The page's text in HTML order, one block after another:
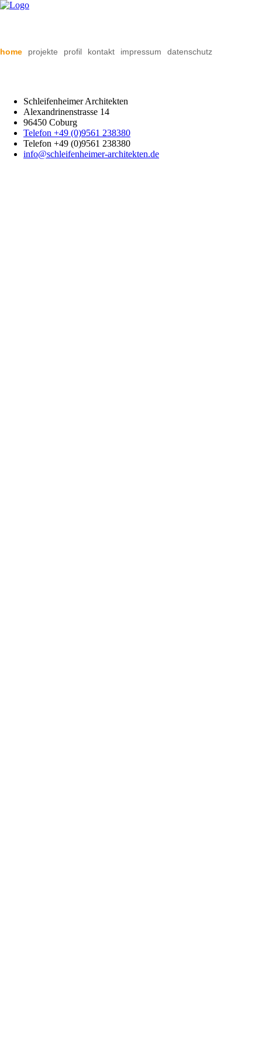
Navigation
home projekte profil kontakt impressum datenschutz
Schleifenheimer Architekten
Alexandrinenstrasse 14
96450 Coburg
Telefon +49 (0)9561 238380
Telefon +49 (0)9561 238380
info@schleifenheimer-architekten.de